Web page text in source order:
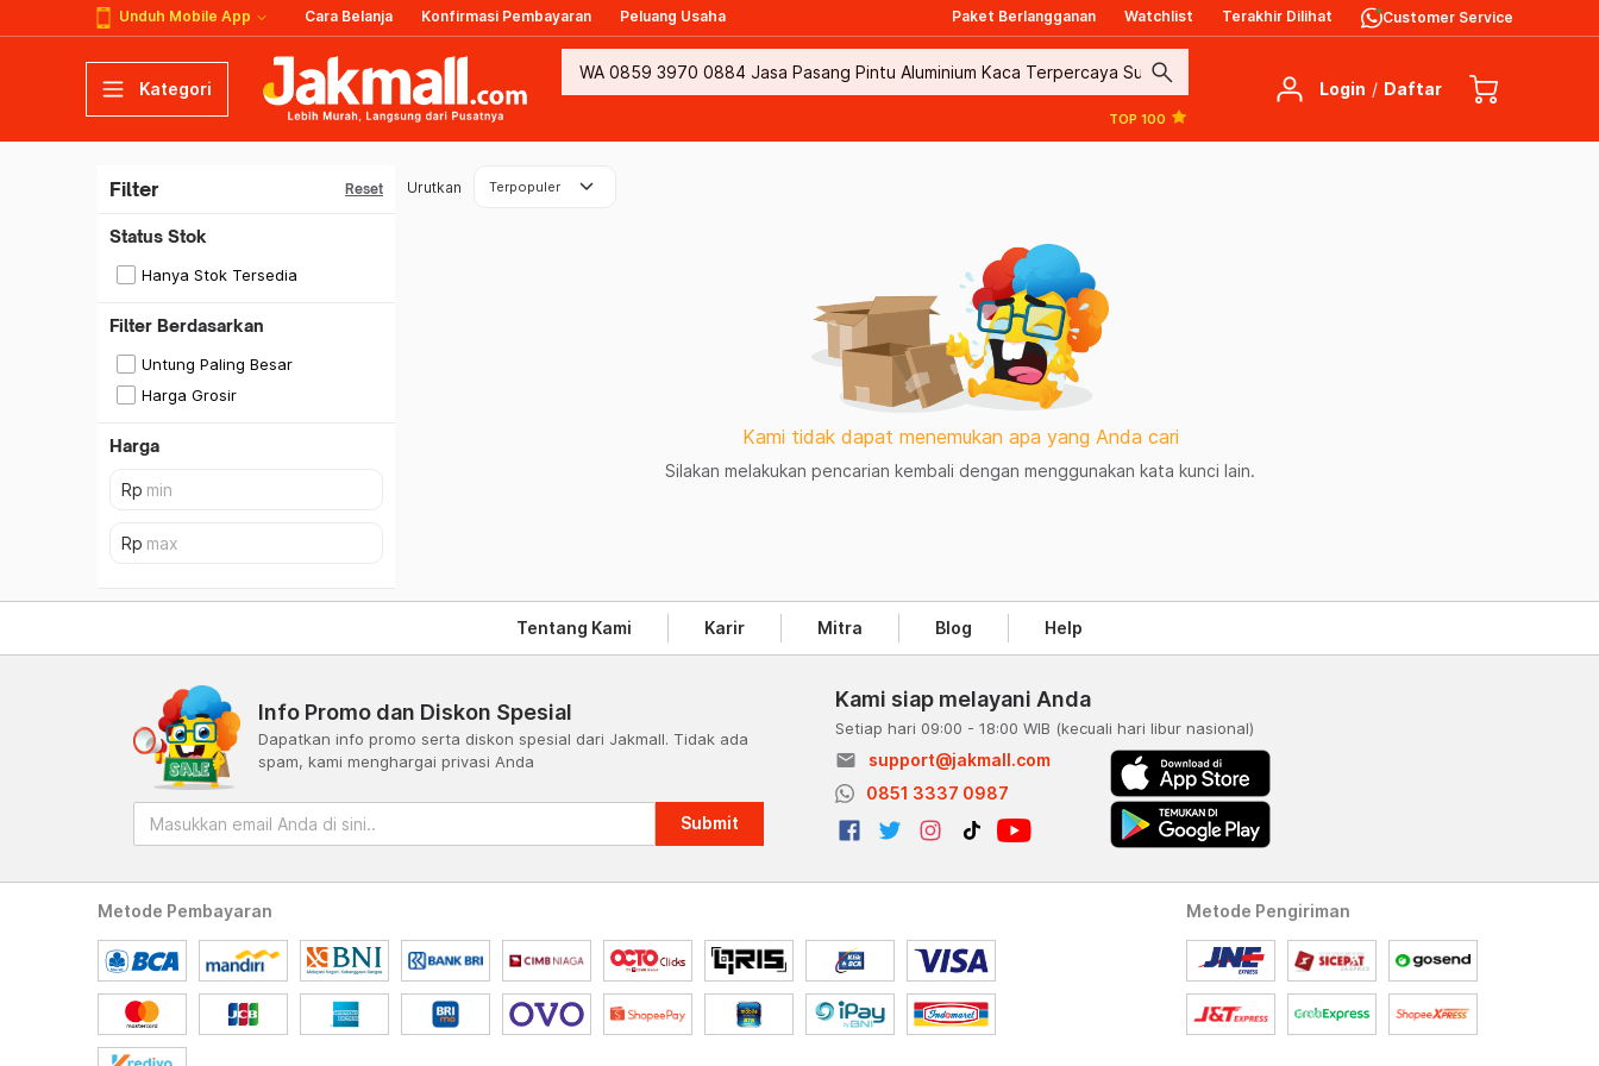
Unduh Mobile App Cara Belanja Konfirmasi Pembayaran Peluang Usaha Paket Berlangganan Watchlist Terakhir Dilihat Customer Service
Kategori search
TOP 100
Login / Daftar
Filter Reset
Status Stok
Hanya Stok Tersedia
Filter Berdasarkan
Untung Paling Besar
Harga Grosir
Harga
Urutkan Terpopuler keyboard_arrow_down
Kami tidak dapat menemukan apa yang Anda cari
Silakan melakukan pencarian kembali dengan menggunakan kata kunci lain.
Tentang Kami Karir Mitra Blog Help
Info Promo dan Diskon Spesial
Dapatkan info promo serta diskon spesial dari Jakmall. Tidak ada
spam, kami menghargai privasi Anda
Submit
Kami siap melayani Anda
Setiap hari 09:00 - 18:00 WIB (kecuali hari libur nasional)
email
support@jakmall.com
0851 3337 0987
Metode Pembayaran Metode Pengiriman